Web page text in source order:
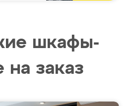
шкафы-
на заказ